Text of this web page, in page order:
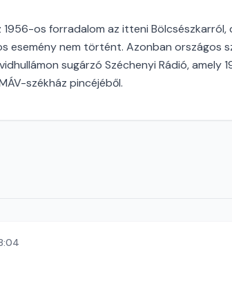
1956-os forradalom az itteni
esemény nem történt. Azonban országos
sugárzó Széchenyi Rádió, amely
székház pincéjéből.